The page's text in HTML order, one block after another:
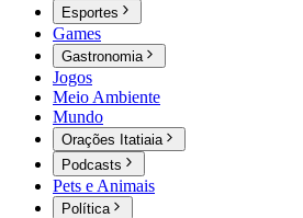
Esportes
Games
Gastronomia
Jogos
Meio Ambiente
Mundo
Orações Itatiaia
Podcasts
Pets e Animais
Política